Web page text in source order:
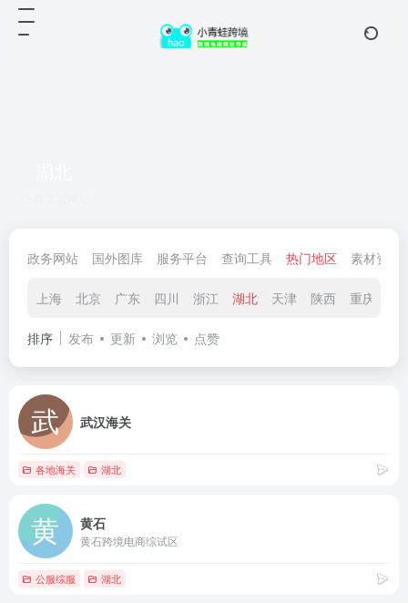
政务网站 国外图库 服务平台 查询工具 热门地区 素材资源
上海 北京 广东 四川 浙江 湖北 天津 陕西 重庆
排序 发布 更新 浏览 点赞
武汉海关
各地海关 湖北
黄石
黄石跨境电商综试区
公服综服 湖北